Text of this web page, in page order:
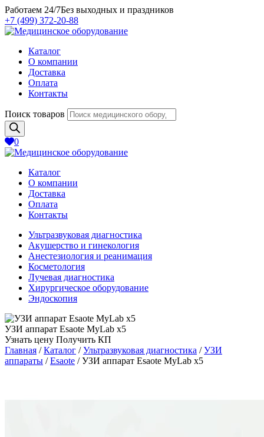
Работаем 24/7Без выходных и праздников
+7 (499) 372-20-88
Каталог
О компании
Доставка
Оплата
Контакты
Поиск товаров
0
Каталог
О компании
Доставка
Оплата
Контакты
Ультразвуковая диагностика
Акушерство и гинекология
Анестезиология и реанимация
Косметология
Лучевая диагностика
Хирургическое оборудование
Эндоскопия
УЗИ аппарат Esaote MyLab x5
Узнать цену Получить КП
Главная /Каталог /Ультразвуковая диагностика /УЗИ
аппараты /Esaote /УЗИ аппарат Esaote MyLab x5